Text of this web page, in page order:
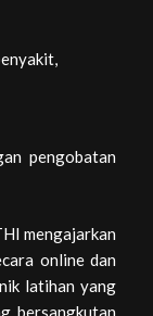
pengobatan
mengajarkan
online dan
latihan yang
bersangkutan